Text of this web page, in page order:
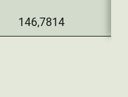
146,7814